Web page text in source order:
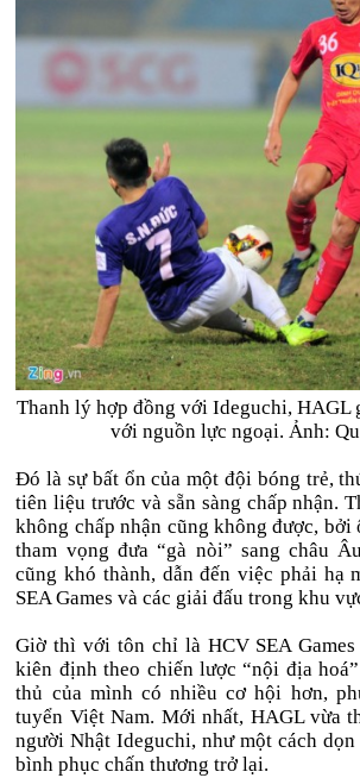
Thanh lý hợp đồng với Ideguchi, HAGL
với nguồn lực ngoại. Ảnh:
Đó là sự bất ổn của một đội bóng trẻ,
tiên liệu trước và sẵn sàng chấp nhận.
không chấp nhận cũng không được, bởi
tham vọng đưa “gà nòi” sang châu
cũng khó thành, dẫn đến việc phải hạ
SEA Games và các giải đấu trong khu
Giờ thì với tôn chỉ là HCV SEA
kiên định theo chiến lược “nội địa
thủ của mình có nhiều cơ hội hơn,
tuyển Việt Nam. Mới nhất, HAGL vừa
người Nhật Ideguchi, như một cách
bình phục chấn thương trở lại.